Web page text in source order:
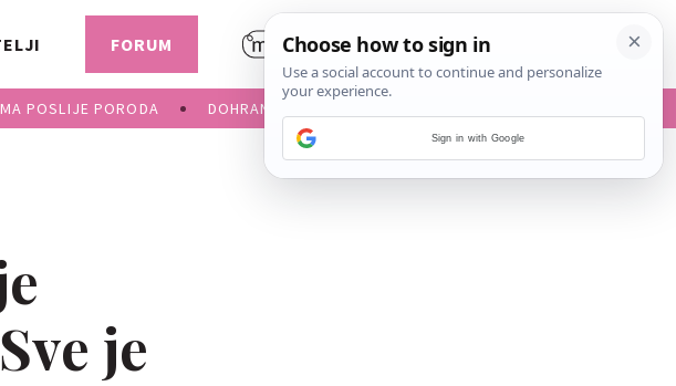
POSLIJE PORODA DOHRANA
FORUM
je
Sign in with Google